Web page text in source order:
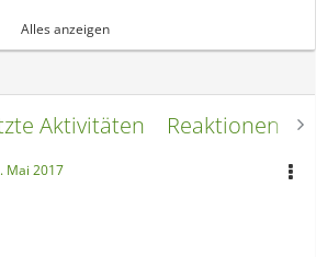
!
Alles anzeigen
Aktivitäten Reaktionen
Mai 2017